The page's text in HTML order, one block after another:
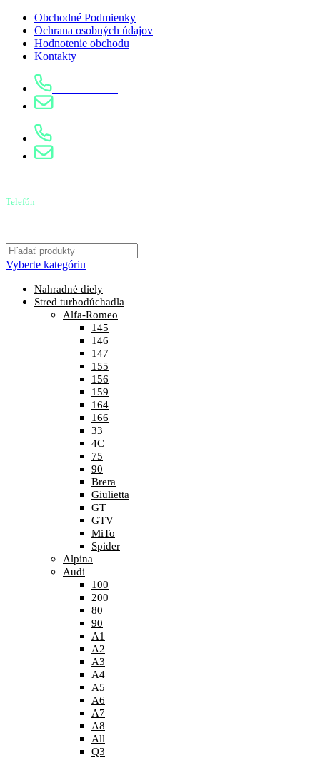
Obchodné Podmienky
Ochrana osobných údajov
Hodnotenie obchodu
Kontakty
Telefón
Vyberte kategóriu
Nahradné diely
Stred turbodúchadla
Alfa-Romeo
145
146
147
155
156
159
164
166
33
4C
75
90
Brera
Giulietta
GT
GTV
MiTo
Spider
Alpina
Audi
100
200
80
90
A1
A2
A3
A4
A5
A6
A7
A8
All
Q3